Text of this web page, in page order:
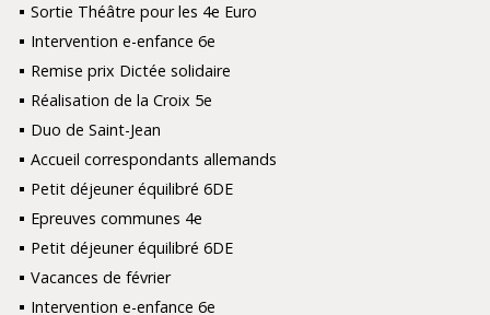
Sortie Théâtre pour les 4e Euro
Intervention e-enfance 6e
Remise prix Dictée solidaire
Réalisation de la Croix 5e
Duo de Saint-Jean
Accueil correspondants allemands
Petit déjeuner équilibré 6DE
Epreuves communes 4e
Petit déjeuner équilibré 6DE
Vacances de février
Intervention e-enfance 6e